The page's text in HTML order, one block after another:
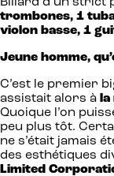
trombones, 1
violon basse, 1
Jeune homme,
C’est le premier
assistait alors à
Quoique l’on
peu plus tôt.
ne s’était jamais
des esthétiques
Limited